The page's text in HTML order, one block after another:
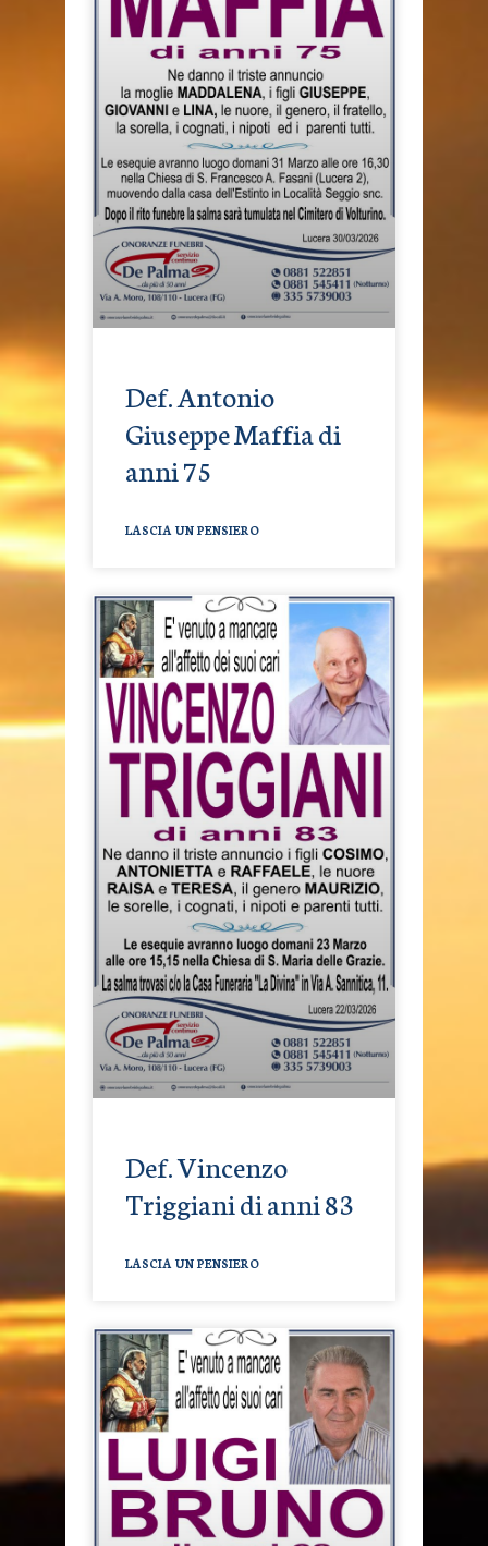
Def. Antonio
Giuseppe Maffia di
anni 75
LASCIA UN PENSIERO
Def. Vincenzo
Triggiani di anni 83
LASCIA UN PENSIERO